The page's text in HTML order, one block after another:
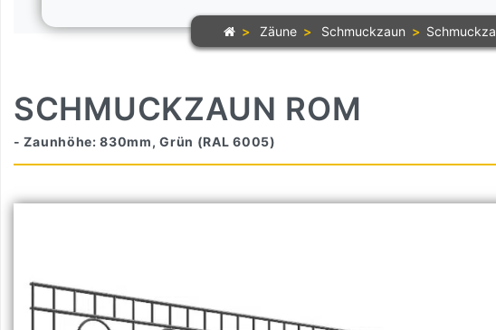
Zäune Schmuckzaun
SCHMUCKZAUN ROM
- Zaunhöhe: 830mm, Grün (RAL 6005)